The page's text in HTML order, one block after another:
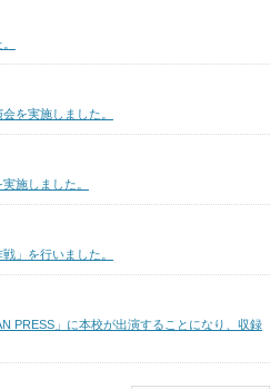
を実施しました。
施しました。
」を行いました。
PRESS」に本校が出演することになり、収録